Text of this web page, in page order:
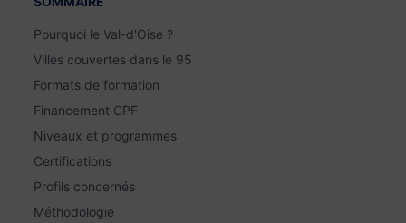
Pourquoi le Val-d'Oise ?
Villes couvertes dans le 95
Formats de formation
Financement CPF
Niveaux et programmes
Certifications
Profils concernés
Méthodologie